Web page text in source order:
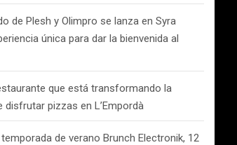
de Plesh y Olimpro se lanza en Syra
única para dar la bienvenida al
que está transformando la
disfrutar pizzas en L’Empordà
de verano Brunch Electronik, 12